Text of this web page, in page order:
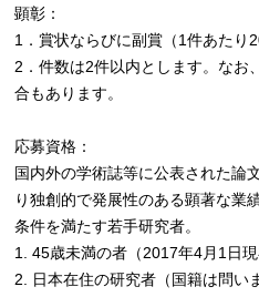
顕彰：
1．賞状ならびに副賞（1件あたり
2．件数は2件以内とします。なお
合もあります。
応募資格：
国内外の学術誌等に公表された論
り独創的で発展性のある顕著な業
条件を満たす若手研究者。
1. 45歳未満の者（2017年4月1日現
2. 日本在住の研究者（国籍は問い